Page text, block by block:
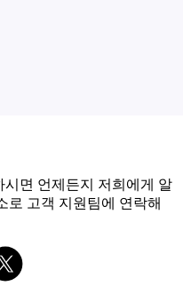
면 언제든지 저희에게 알
로 고객 지원팀에 연락해